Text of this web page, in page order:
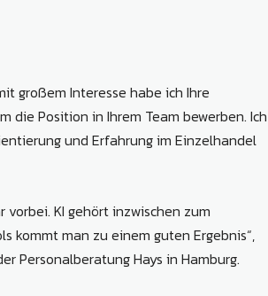
großem Interesse habe ich Ihre
Position in Ihrem Team bewerben. Ich
und Erfahrung im Einzelhandel
KI gehört inzwischen zum
kommt man zu einem guten Ergebnis“,
Personalberatung Hays in Hamburg.